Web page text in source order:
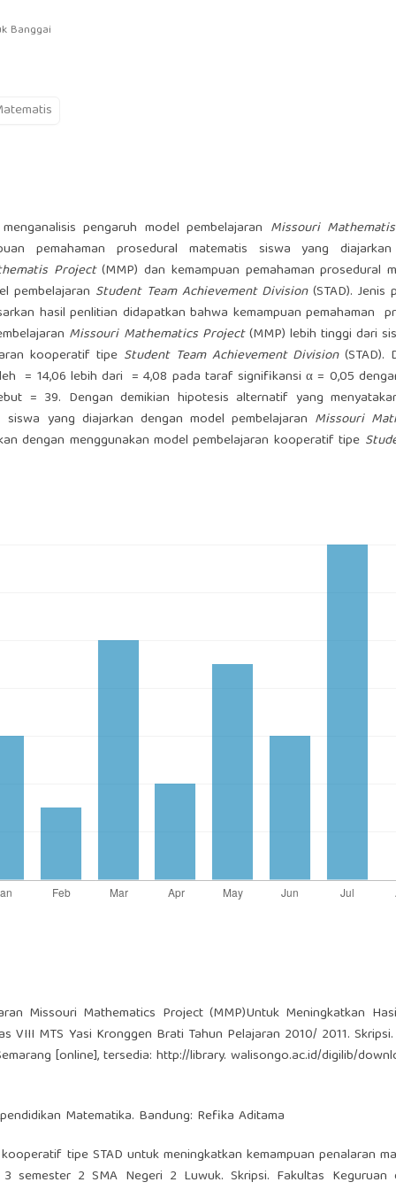
Banggai
pengaruh model pembelajaran Missouri
pemahaman prosedural matematis siswa yang
Project(MMP) dan kemampuan pemahaman prosedural
pembelajaran Student Team Achievement Division(STAD). Jenis
hasil penlitian didapatkan bahwa kemampuan pemahaman
Missouri Mathematics Project(MMP) lebih tinggi dari
kooperatif tipe Student Team Achievement Division(STAD).
= 14,06 lebih dari = 4,08 pada taraf signifikansi α = 0,05
= 39. Dengan demikian hipotesis alternatif yang
yang diajarkan dengan model pembelajaran Missouri
dengan menggunakan model pembelajaran kooperatif tipe
Missouri Mathematics Project (MMP)Untuk Meningkatkan
VIII MTS Yasi Kronggen Brati Tahun Pelajaran 2010/ 2011.
[online], tersedia: http://library. walisongo.ac.id/digilib/
Matematika. Bandung: Refika Aditama
tipe STAD untuk meningkatkan kemampuan penalaran
2 SMA Negeri 2 Luwuk. Skripsi. Fakultas Keguruan